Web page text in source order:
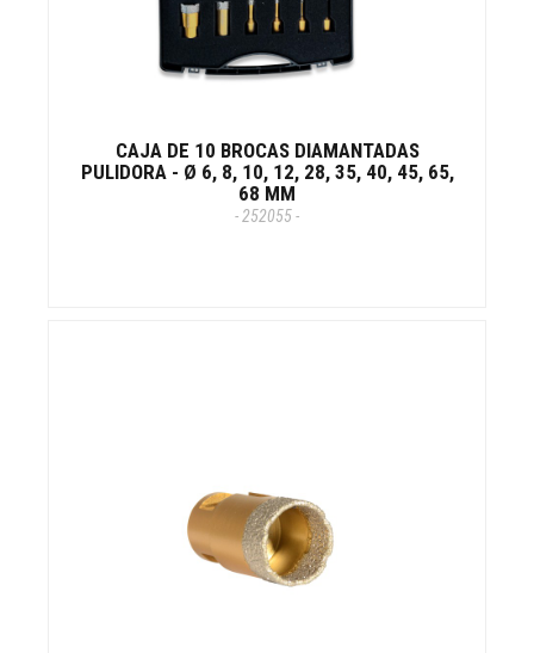
CAJA DE 10 BROCAS DIAMANTADAS
PULIDORA - Ø 6, 8, 10, 12, 28, 35, 40, 45, 65,
68 MM
- 252055 -